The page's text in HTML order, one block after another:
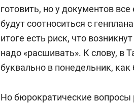
готовить, но у документов
будут соотноситься с
итоге есть риск, что
надо «расшивать». К слову, в
буквально в понедельник,
Но бюрократические